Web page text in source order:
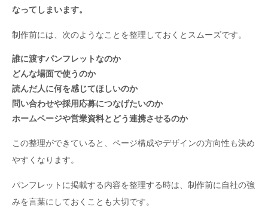
なってしまいます。
制作前には、次のようなことを整理しておくとスムーズです。
誰に渡すパンフレットなのか
どんな場面で使うのか
読んだ人に何を感じてほしいのか
問い合わせや採用応募につなげたいのか
ホームページや営業資料とどう連携させるのか
この整理ができていると、ページ構成やデザインの方向性も決め
やすくなります。
パンフレットに掲載する内容を整理する時は、制作前に自社の強
みを言葉にしておくことも大切です。